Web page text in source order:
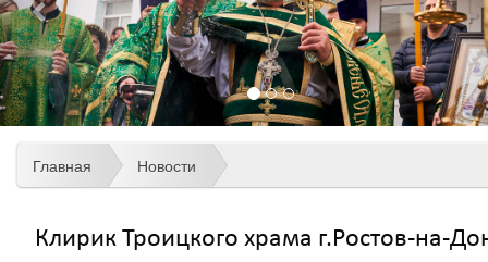
Главная Новости
Клирик Троицкого храма г.Ростов-на-